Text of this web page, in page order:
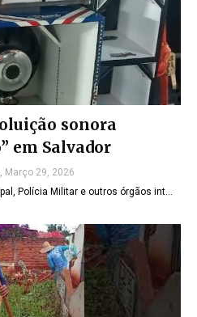
sonora
em Salvador
Março 29, 2026
Polícia Militar e outros órgãos int…